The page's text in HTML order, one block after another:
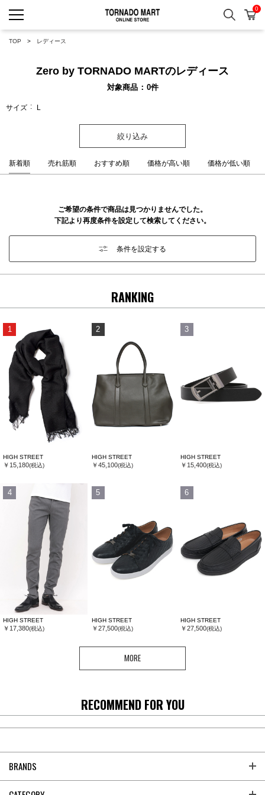
検索 カ
0
TOP レディース
Zero by TORNADO MARTのレディース
対象商品 0件
サイズ L
絞り込み
新着順 売れ筋順 おすすめ順 価格が高い順 価格が低い順
ご希望の条件で商品は見つかりませんでした。
下記より再度条件を設定して検索してください。
条件を設定する
RANKING
1
HIGH STREET
￥15,180(税込)
2
HIGH STREET
￥45,100(税込)
3
HIGH STREET
￥15,400(税込)
4
HIGH STREET
￥17,380(税込)
5
HIGH STREET
￥27,500(税込)
6
HIGH STREET
￥27,500(税込)
MORE
RECOMMEND FOR YOU
BRANDS